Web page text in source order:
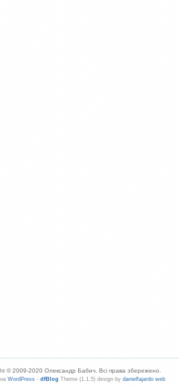
© 2009-2020 Олександр Бабич. Всі права збережено.
WordPress - dfBlog Theme (1.1.5) design by danielfajardo web